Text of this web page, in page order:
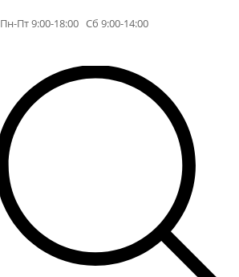
Пн-Пт 9:00-18:00 Сб 9:00-14:00